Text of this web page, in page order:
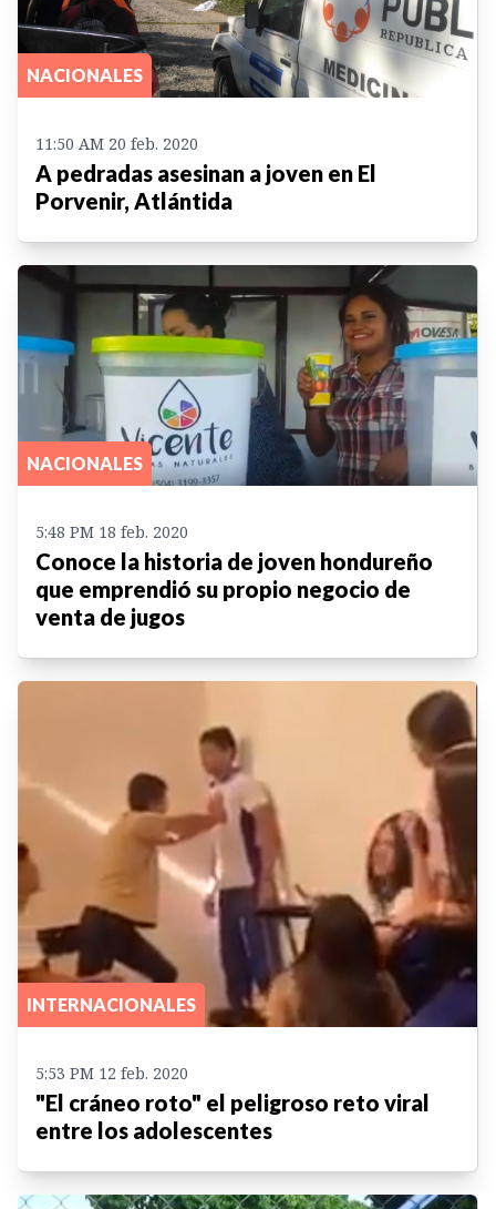
NACIONALES
11:50 AM 20 feb. 2020
A pedradas asesinan a joven en El
Porvenir, Atlántida
NACIONALES
5:48 PM 18 feb. 2020
Conoce la historia de joven hondureño
que emprendió su propio negocio de
venta de jugos
INTERNACIONALES
5:53 PM 12 feb. 2020
"El cráneo roto" el peligroso reto viral
entre los adolescentes